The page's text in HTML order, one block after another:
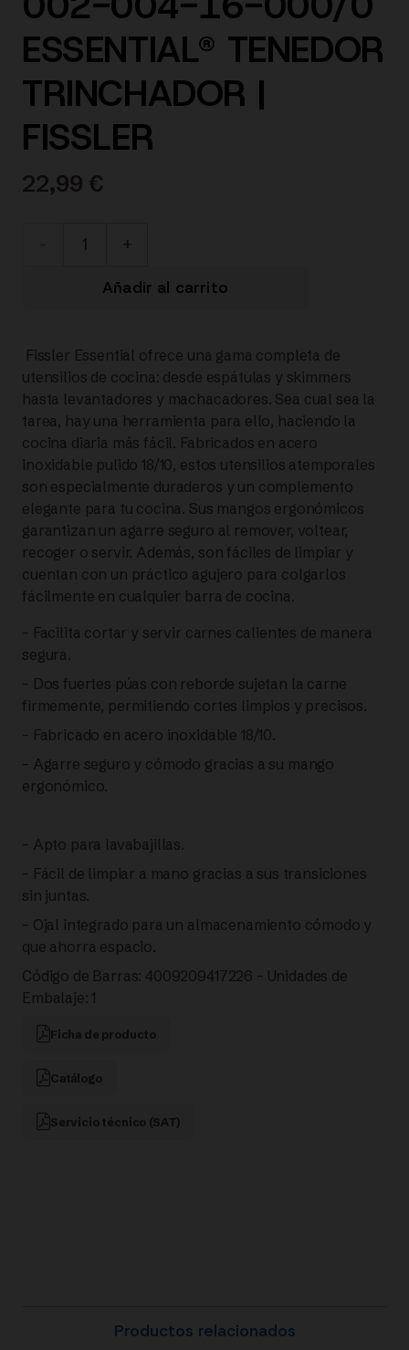
ESSENTIAL® TENEDOR
TRINCHADOR |
FISSLER
22,99 €
000/0
ESSENTIAL®
TENEDOR
TRINCHADOR
|
FISSLER
Añadir al carrito
Fissler Essential ofrece una gama completa de
utensilios de cocina: desde espátulas y skimmers
hasta levantadores y machacadores. Sea cual sea la
tarea, hay una herramienta para ello, haciendo la
cocina diaria más fácil. Fabricados en acero
inoxidable pulido 18/10, estos utensilios atemporales
son especialmente duraderos y un complemento
elegante para tu cocina. Sus mangos ergonómicos
garantizan un agarre seguro al remover, voltear,
recoger o servir. Además, son fáciles de limpiar y
cuentan con un práctico agujero para colgarlos
fácilmente en cualquier barra de cocina.
– Facilita cortar y servir carnes calientes de manera
segura.
– Dos fuertes púas con reborde sujetan la carne
firmemente, permitiendo cortes limpios y precisos.
– Fabricado en acero inoxidable 18/10.
– Agarre seguro y cómodo gracias a su mango
ergonómico.
– Apto para lavabajillas.
– Fácil de limpiar a mano gracias a sus transiciones
sin juntas.
– Ojal integrado para un almacenamiento cómodo y
que ahorra espacio.
Código de Barras: 4009209417226 – Unidades de
Embalaje: 1
Ficha de producto
Catálogo
Servicio técnico (SAT)
Productos relacionados